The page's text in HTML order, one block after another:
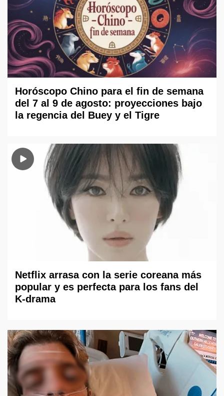
Horóscopo Chino para el fin de semana
del 7 al 9 de agosto: proyecciones bajo
la regencia del Buey y el Tigre
Netflix arrasa con la serie coreana más
popular y es perfecta para los fans del
K-drama